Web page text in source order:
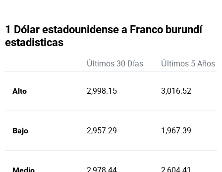
1 Dólar estadounidense a Franco burundí
estadisticas
Últimos 30 Días Últimos 5 Años
Alto 2,998.15 3,016.52
Bajo 2,957.29 1,967.39